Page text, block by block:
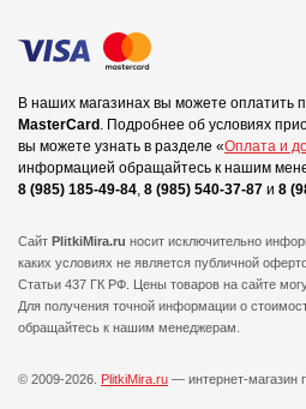
В наших магазинах вы можете оплатить
MasterCard . Подробнее об условиях
вы можете узнать в разделе «Оплата и
информацией обращайтесь к нашим
8 (985) 185-49-84, 8 (985) 540-37-87 и 8
Сайт PlitkiMira.ru носит исключительно
каких условиях не является публичной
Статьи 437 ГК РФ. Цены товаров на сайте
Для получения точной информации о
обращайтесь к нашим менеджерам.
© 2009-2026. PlitkiMira.ru — интернет-магазин